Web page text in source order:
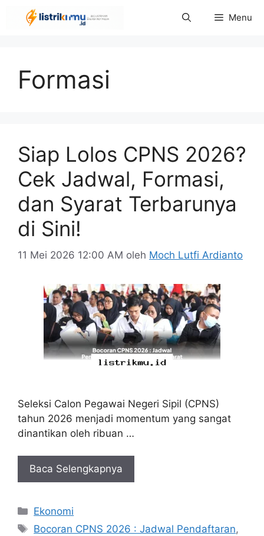
Langsung
Menu
Formasi
Siap Lolos CPNS 2026?
Cek Jadwal, Formasi,
dan Syarat Terbarunya
di Sini!
11 Mei 2026 12:00 AM oleh Moch Lutfi Ardianto
Seleksi Calon Pegawai Negeri Sipil (CPNS)
tahun 2026 menjadi momentum yang sangat
dinantikan oleh ribuan …
Baca Selengkapnya
Kategori
Ekonomi
Tag
Bocoran CPNS 2026 : Jadwal Pendaftaran,